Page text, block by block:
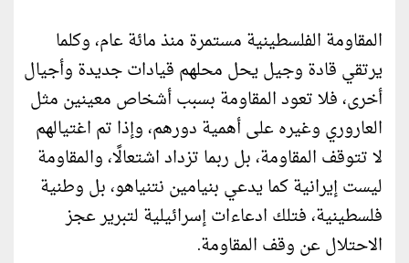
المقاومة الفلسطينية مستمرة منذ مائة عام، وكلما
يرتقي قادة وجيل يحل محلهم قيادات جديدة وأجيال
أخرى، فلا تعود المقاومة بسبب أشخاص معينين مثل
العاروري وغيره على أهمية دورهم، وإذا تم اغتيالهم
لا تتوقف المقاومة، بل ربما تزداد اشتعالًا، والمقاومة
ليست إيرانية كما يدعي بنيامين نتنياهو، بل وطنية
فلسطينية، فتلك ادعاءات إسرائيلية لتبرير عجز
الاحتلال عن وقف المقاومة.